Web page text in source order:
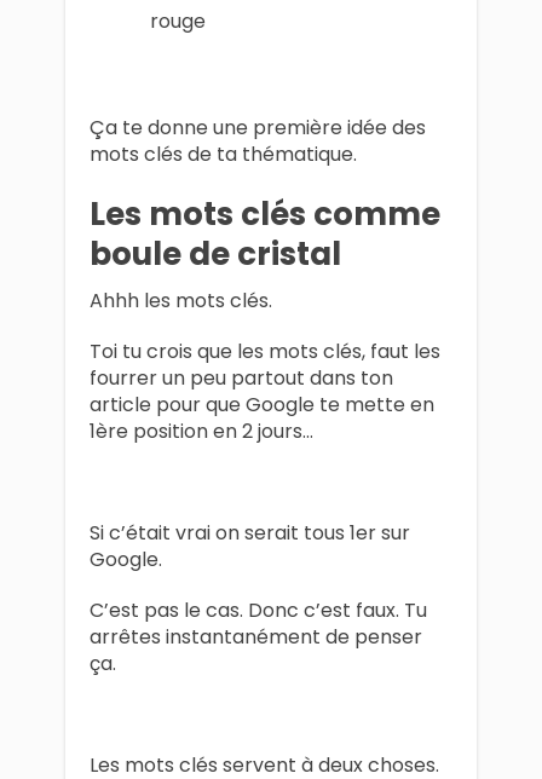
rouge
Ça te donne une première idée des
mots clés de ta thématique.
Les mots clés comme
boule de cristal
Ahhh les mots clés.
Toi tu crois que les mots clés, faut les
fourrer un peu partout dans ton
article pour que Google te mette en
1ère position en 2 jours…
Si c’était vrai on serait tous 1er sur
Google.
C’est pas le cas. Donc c’est faux. Tu
arrêtes instantanément de penser
ça.
Les mots clés servent à deux choses.